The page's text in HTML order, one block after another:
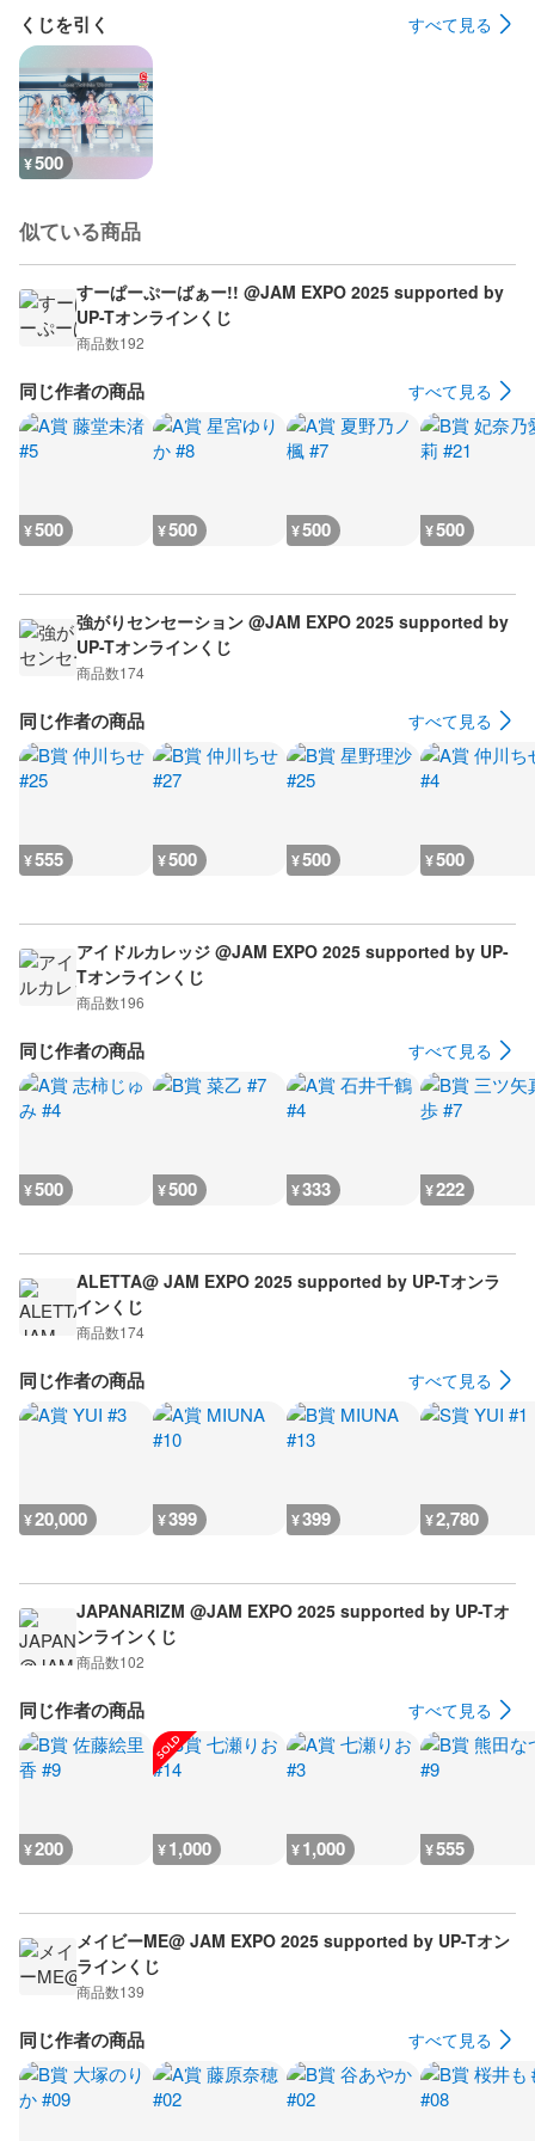
くじを引く すべて見る
¥500
似ている商品
すーぱーぷーばぁー!! @JAM EXPO 2025 supported by
UP-Tオンラインくじ
商品数192
同じ作者の商品 すべて見る
¥500 ¥500 ¥500 ¥500
強がりセンセーション @JAM EXPO 2025 supported by
UP-Tオンラインくじ
商品数174
同じ作者の商品 すべて見る
¥555 ¥500 ¥500 ¥500
アイドルカレッジ @JAM EXPO 2025 supported by UP-
Tオンラインくじ
商品数196
同じ作者の商品 すべて見る
¥500 ¥500 ¥333 ¥222
ALETTA@ JAM EXPO 2025 supported by UP-Tオンラ
インくじ
商品数174
同じ作者の商品 すべて見る
¥20,000 ¥399 ¥399 ¥2,780
JAPANARIZM @JAM EXPO 2025 supported by UP-Tオ
ンラインくじ
商品数102
同じ作者の商品 すべて見る
¥200 ¥1,000 ¥1,000 ¥555
メイビーME@ JAM EXPO 2025 supported by UP-Tオン
ラインくじ
商品数139
同じ作者の商品 すべて見る